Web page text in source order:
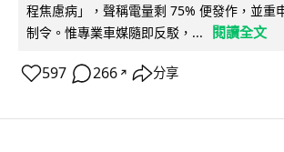
程焦慮病」，聲稱電量剩 75% 便發作，並重
制令。惟專業車媒隨即反駁，...
閱讀全文
597 266 ↗ 分享